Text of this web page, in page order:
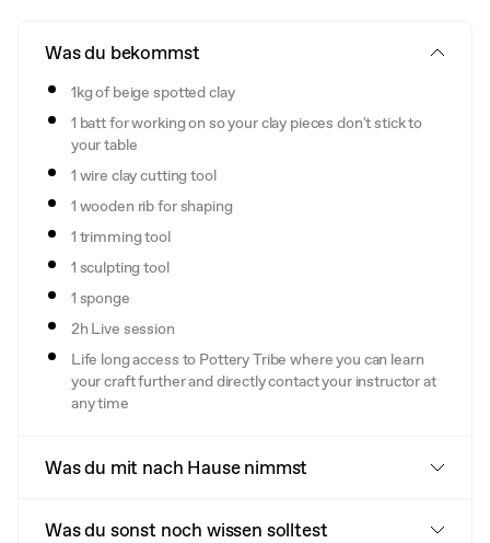
Was du bekommst
1kg of beige spotted clay
1 batt for working on so your clay pieces don't stick to
your table
1 wire clay cutting tool
1 wooden rib for shaping
1 trimming tool
1 sculpting tool
1 sponge
2h Live session
Life long access to Pottery Tribe where you can learn
your craft further and directly contact your instructor at
any time
Was du mit nach Hause nimmst
Was du sonst noch wissen solltest